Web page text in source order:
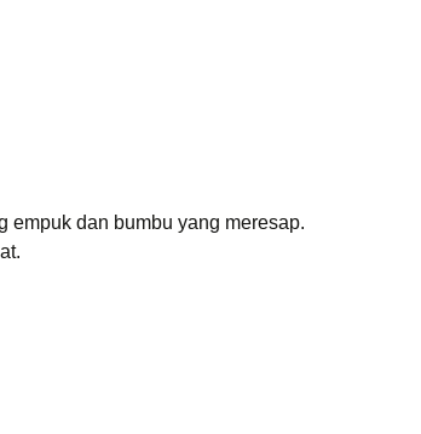
empuk dan bumbu yang meresap.